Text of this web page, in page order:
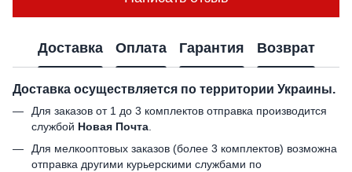
Доставка Оплата Гарантия Возврат
Доставка осуществляется по территории Украины.
Для заказов от 1 до 3 комплектов отправка производится
службой Новая Почта
Для мелкооптовых заказов (более 3 комплектов) возможна
отправка другими курьерскими службами по